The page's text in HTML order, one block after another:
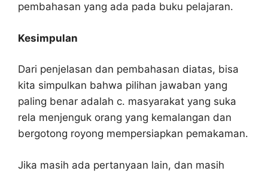
pembahasan yang ada pada buku pelajaran.
Kesimpulan
Dari penjelasan dan pembahasan diatas, bisa
kita simpulkan bahwa pilihan jawaban yang
paling benar adalah c. masyarakat yang suka
rela menjenguk orang yang kemalangan dan
bergotong royong mempersiapkan pemakaman.
Jika masih ada pertanyaan lain, dan masih